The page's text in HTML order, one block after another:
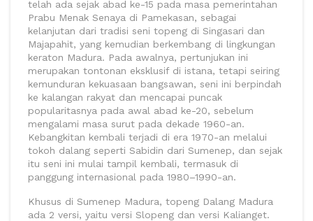
telah ada sejak abad ke-15 pada masa pemerintahan
Prabu Menak Senaya di Pamekasan, sebagai
kelanjutan dari tradisi seni topeng di Singasari dan
Majapahit, yang kemudian berkembang di lingkungan
keraton Madura. Pada awalnya, pertunjukan ini
merupakan tontonan eksklusif di istana, tetapi seiring
kemunduran kekuasaan bangsawan, seni ini berpindah
ke kalangan rakyat dan mencapai puncak
popularitasnya pada awal abad ke-20, sebelum
mengalami masa surut pada dekade 1960-an.
Kebangkitan kembali terjadi di era 1970-an melalui
tokoh dalang seperti Sabidin dari Sumenep, dan sejak
itu seni ini mulai tampil kembali, termasuk di
panggung internasional pada 1980–1990-an.
Khusus di Sumenep Madura, topeng Dalang Madura
ada 2 versi, yaitu versi Slopeng dan versi Kalianget.